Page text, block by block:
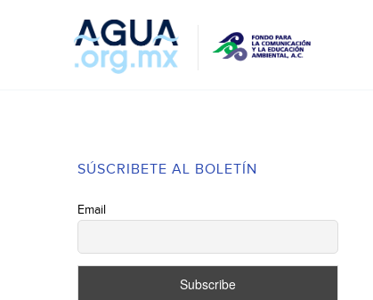
SÚSCRIBETE AL BOLETÍN
Email